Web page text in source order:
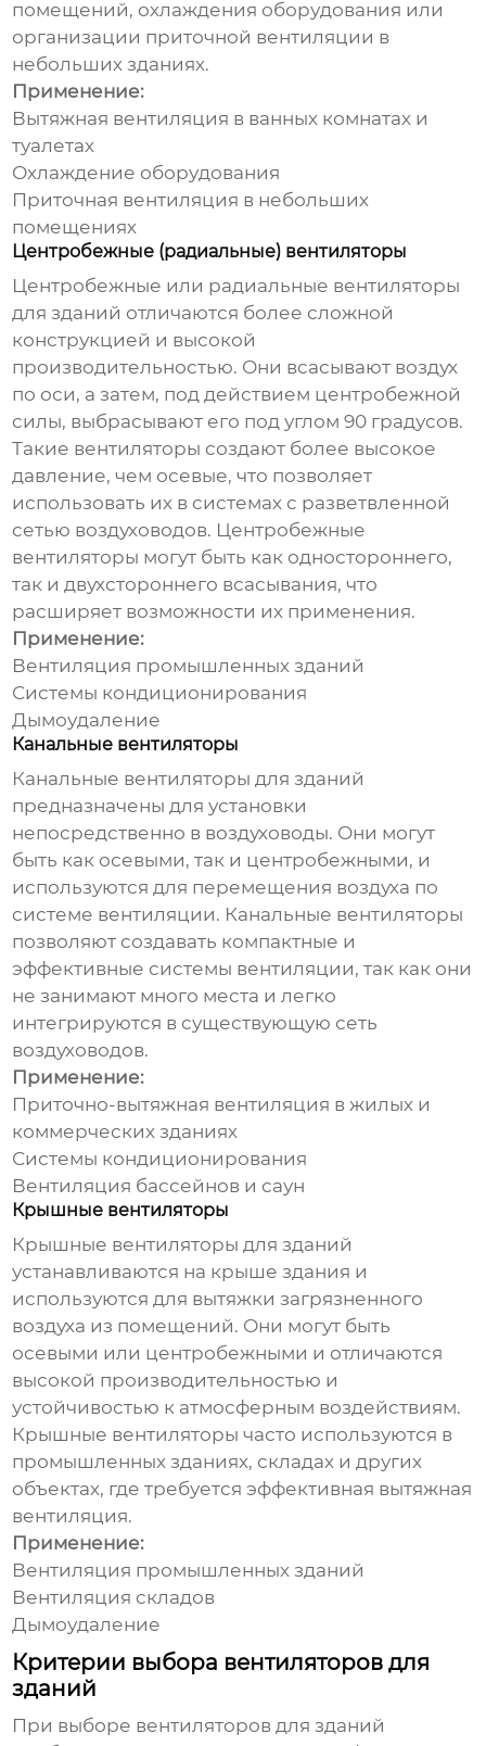
помещений, охлаждения оборудования или
организации приточной вентиляции в
небольших зданиях.
Применение:
Вытяжная вентиляция в ванных комнатах и
туалетах
Охлаждение оборудования
Приточная вентиляция в небольших
помещениях
Центробежные (радиальные) вентиляторы
Центробежные или радиальные вентиляторы
для зданий отличаются более сложной
конструкцией и высокой
производительностью. Они всасывают воздух
по оси, а затем, под действием центробежной
силы, выбрасывают его под углом 90 градусов.
Такие вентиляторы создают более высокое
давление, чем осевые, что позволяет
использовать их в системах с разветвленной
сетью воздуховодов. Центробежные
вентиляторы могут быть как одностороннего,
так и двухстороннего всасывания, что
расширяет возможности их применения.
Применение:
Вентиляция промышленных зданий
Системы кондиционирования
Дымоудаление
Канальные вентиляторы
Канальные вентиляторы для зданий
предназначены для установки
непосредственно в воздуховоды. Они могут
быть как осевыми, так и центробежными, и
используются для перемещения воздуха по
системе вентиляции. Канальные вентиляторы
позволяют создавать компактные и
эффективные системы вентиляции, так как они
не занимают много места и легко
интегрируются в существующую сеть
воздуховодов.
Применение:
Приточно-вытяжная вентиляция в жилых и
коммерческих зданиях
Системы кондиционирования
Вентиляция бассейнов и саун
Крышные вентиляторы
Крышные вентиляторы для зданий
устанавливаются на крыше здания и
используются для вытяжки загрязненного
воздуха из помещений. Они могут быть
осевыми или центробежными и отличаются
высокой производительностью и
устойчивостью к атмосферным воздействиям.
Крышные вентиляторы часто используются в
промышленных зданиях, складах и других
объектах, где требуется эффективная вытяжная
вентиляция.
Применение:
Вентиляция промышленных зданий
Вентиляция складов
Дымоудаление
Критерии выбора вентиляторов для
зданий
При выборе вентиляторов для зданий